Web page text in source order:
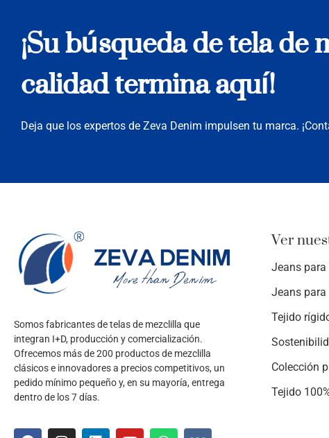
¡Su búsqueda de tela
calidad termina aquí!
Deja que los expertos de Zeva Denim impulsen tu marca.
Somos fabricantes de telas de mezclilla que
integran I+D, producción y comercialización.
Ofrecemos más de 200 productos de mezclilla
clásicos e innovadores a precios competitivos, un
pedido mínimo pequeño y, en su mayoría, entrega
dentro de los 7 días.
Ver
Jeans para
Jeans para
Tejido
Colección
Tejido